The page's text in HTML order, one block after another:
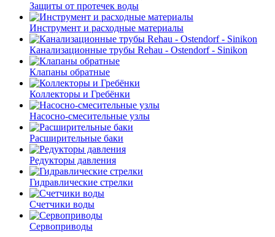
Защиты от протечек воды
Инструмент и расходные материалы
Канализационные трубы Rehau - Ostendorf - Sinikon
Клапаны обратные
Коллекторы и Гребёнки
Насосно-смесительные узлы
Расширительные баки
Редукторы давления
Гидравлические стрелки
Счетчики воды
Сервоприводы